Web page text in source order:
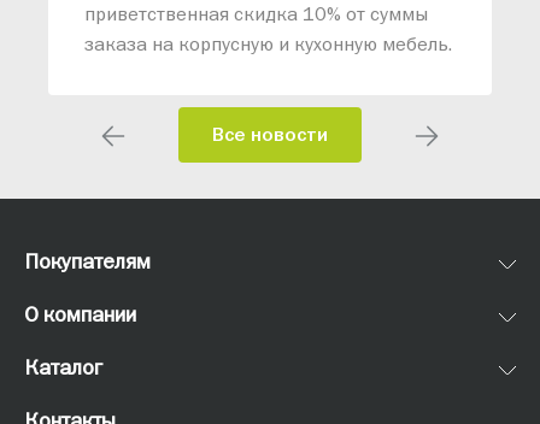
приветственная скидка 10% от суммы
заказа на корпусную и кухонную мебель.
Все новости
Покупателям
О компании
Каталог